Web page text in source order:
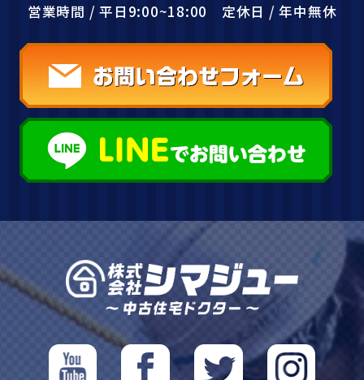
営業時間 / 平日9:00~18:00 定休日 / 年中無休